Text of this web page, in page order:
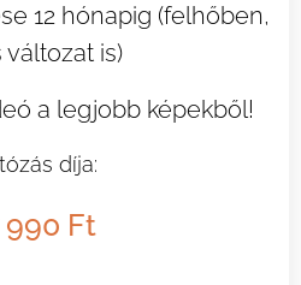
12 hónapig (felhőben,
változat is)
a legjobb képekből!
díja:
990 Ft